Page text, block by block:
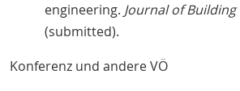
engineering. Journal of
(submitted).
Konferenz und andere VÖ